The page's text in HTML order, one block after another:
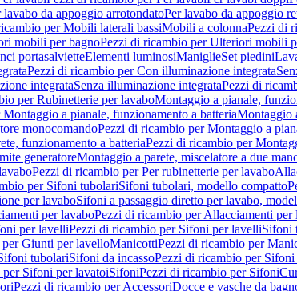
da appoggio arrotondatoPer lavabo da appoggio
per Mobili laterali bassiMobili a colonnaPezzi di
mobili per bagnoPezzi di ricambio per Ulteriori mobili
portasalvietteElementi luminosiManiglieSet piedini
Pezzi di ricambio per Con illuminazione integrata
integrataSenza illuminazione integrataPezzi di
per Rubinetterie per lavaboMontaggio a pianale,
a pianale, funzionamento a batteriaMontaggio
monocomandoPezzi di ricambio per Montaggio a
funzionamento a batteriaPezzi di ricambio per
generatoreMontaggio a parete, miscelatore a due
Pezzi di ricambio per Per rubinetterie per lavabo
per Sifoni tubolariSifoni tubolari, modello compatto
per lavaboSifoni a passaggio diretto per lavabo,
per lavaboPezzi di ricambio per Allacciamenti per
per lavelliPezzi di ricambio per Sifoni per lavelliSifoni
Giunti per lavelloManicottiPezzi di ricambio per
tubolariSifoni da incassoPezzi di ricambio per Sifoni
Sifoni per lavatoiSifoniPezzi di ricambio per Sifoni
Pezzi di ricambio per AccessoriDocce e vasche da